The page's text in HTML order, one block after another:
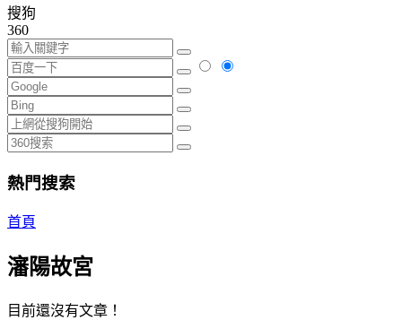
搜狗
360
熱門搜索
首頁
瀋陽故宮
目前還沒有文章！